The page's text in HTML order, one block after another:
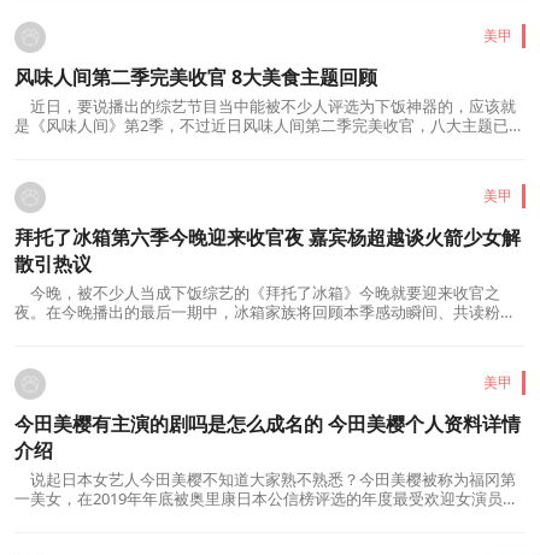
美甲
风味人间第二季完美收官 8大美食主题回顾
近日，要说播出的综艺节目当中能被不少人评选为下饭神器的，应该就
是《风味人间》第2季，不过近日风味人间第二季完美收官，八大主题已经
美甲
拜托了冰箱第六季今晚迎来收官夜 嘉宾杨超越谈火箭少女解
散引热议
今晚，被不少人当成下饭综艺的《拜托了冰箱》今晚就要迎来收官之
夜。在今晚播出的最后一期中，冰箱家族将回顾本季感动瞬间、共读粉丝
美甲
今田美樱有主演的剧吗是怎么成名的 今田美樱个人资料详情
介绍
说起日本女艺人今田美樱不知道大家熟不熟悉？今田美樱被称为福冈第
一美女，在2019年年底被奥里康日本公信榜评选的年度最受欢迎女演员中